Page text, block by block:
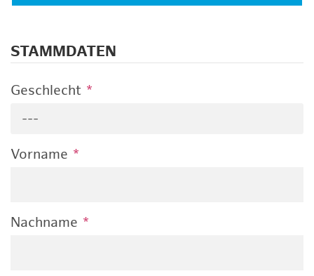
STAMMDATEN
Geschlecht *
---
Vorname *
Nachname *